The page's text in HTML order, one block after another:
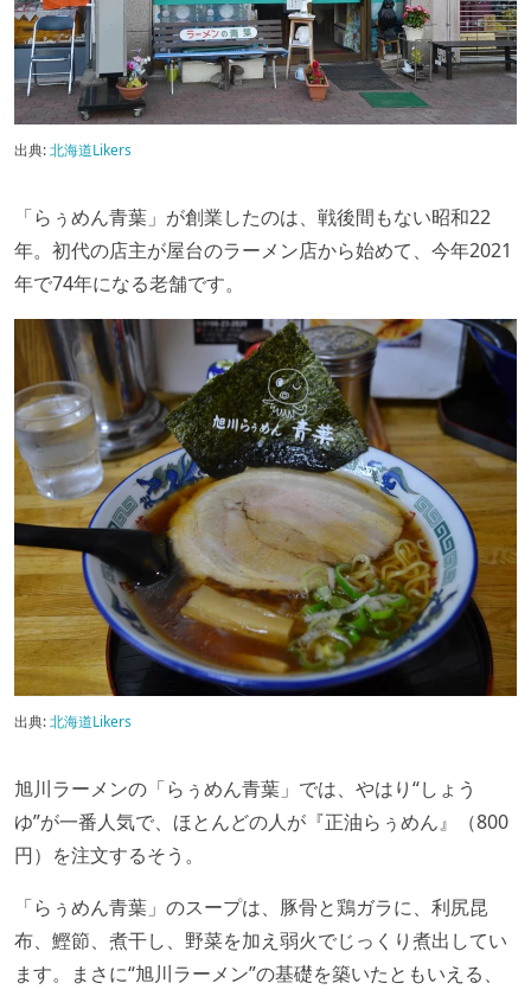
出典:北海道Likers
「らぅめん青葉」が創業したのは、戦後間もない昭和22
年。初代の店主が屋台のラーメン店から始めて、今年2021
年で74年になる老舗です。
出典:北海道Likers
旭川ラーメンの「らぅめん青葉」では、やはり“しょう
ゆ”が一番人気で、ほとんどの人が『正油らぅめん』（800
円）を注文するそう。
「らぅめん青葉」のスープは、豚骨と鶏ガラに、利尻昆
布、鰹節、煮干し、野菜を加え弱火でじっくり煮出してい
ます。まさに“旭川ラーメン”の基礎を築いたともいえる、